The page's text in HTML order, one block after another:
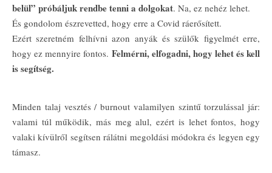
belül” próbáljuk rendbe tenni a dolgokat. Na, ez nehéz lehet.
És gondolom észrevetted, hogy erre a Covid ráerősített.
Ezért szeretném felhívni azon anyák és szülők figyelmét erre,
hogy ez mennyire fontos. Felmérni, elfogadni, hogy lehet és kell
is segítség.
Minden talaj vesztés / burnout valamilyen szintű torzulással jár:
valami túl működik, más meg alul, ezért is lehet fontos, hogy
valaki kívülről segítsen rálátni megoldási módokra és legyen egy
támasz.